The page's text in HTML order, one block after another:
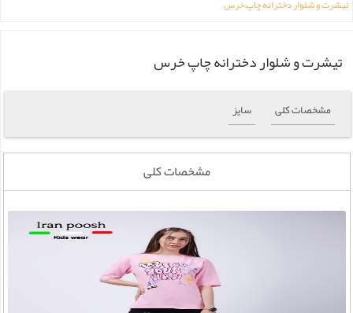
تیشرت و شلوار دخترانه چاپ خرس
تیشرت و شلوار دخترانه چاپ خرس
مشخصات کلی سایز
مشخصات کلی